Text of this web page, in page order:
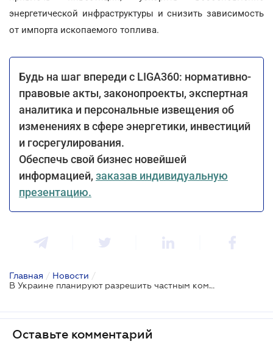
энергетической инфраструктуры и снизить зависимость
от импорта ископаемого топлива.
Будь на шаг впереди с LIGA360: нормативно-
правовые акты, законопроекты, экспертная
аналитика и персональные извещения об
изменениях в сфере энергетики, инвестиций
и госрегулирования.
Обеспечь свой бизнес новейшей
информацией, заказав индивидуальную
презентацию.
Главная / Новости /
В Украине планируют разрешить частным компаниям строить малые модульные реакторы
Оставьте комментарий